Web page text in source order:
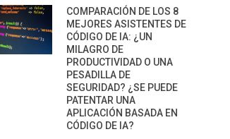
COMPARACIÓN DE LOS 8
MEJORES ASISTENTES DE
CÓDIGO DE IA: ¿UN
MILAGRO DE
PRODUCTIVIDAD O UNA
PESADILLA DE
SEGURIDAD? ¿SE PUEDE
PATENTAR UNA
APLICACIÓN BASADA EN
CÓDIGO DE IA?